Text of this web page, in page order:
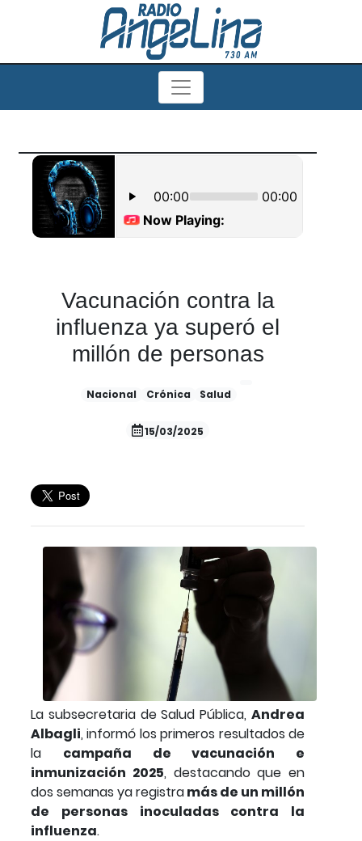
Vacunación contra la
influenza ya superó el
millón de personas
Nacional Crónica Salud
15/03/2025
La subsecretaria de Salud Pública, Andrea
Albagli, informó los primeros resultados de
la campaña de vacunación e
inmunización 2025, destacando que en
dos semanas ya registramás de un millón
de personas inoculadas contra la
influenza.